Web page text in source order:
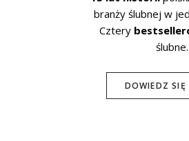
branży ślubnej w
Cztery
ślubne.
DOWIEDZ SIĘ